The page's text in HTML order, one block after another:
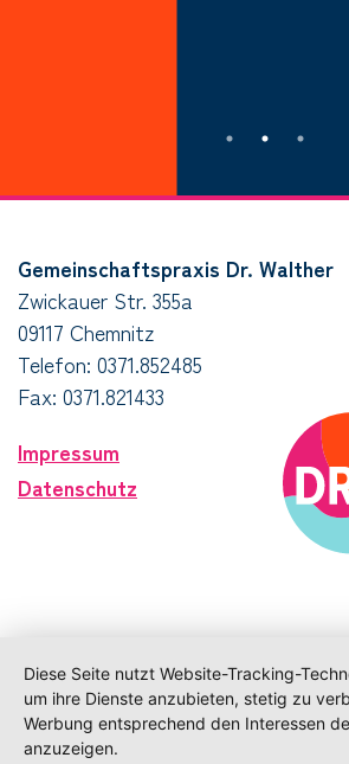
Gemeinschaftspraxis Dr. Walther
Zwickauer Str. 355a
09117 Chemnitz
Telefon: 0371.852485
Fax: 0371.821433
Impressum
Datenschutz
Diese Seite nutzt Website-Tracking-
um ihre Dienste anzubieten, stetig zu
Werbung entsprechend den Interessen
anzuzeigen.